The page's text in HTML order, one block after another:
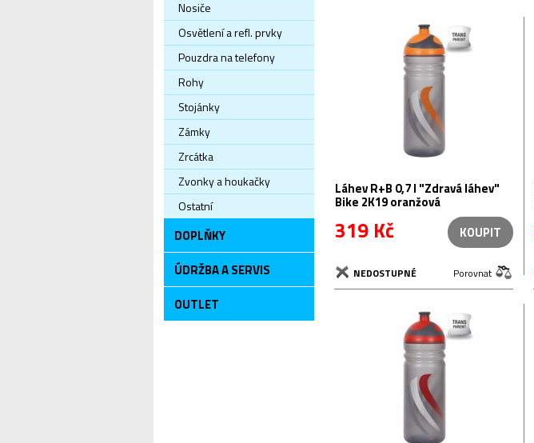
Nosiče
Osvětlení a refl. prvky
Pouzdra na telefony
Rohy
Stojánky
Zámky
Zrcátka
Zvonky a houkačky
Ostatní
DOPLŇKY
ÚDRŽBA A SERVIS
OUTLET
Láhev R+B 0,7 l "Zdravá láhev"
Bike 2K19 oranžová
319 Kč KOUPIT
NEDOSTUPNÉ Porovnat